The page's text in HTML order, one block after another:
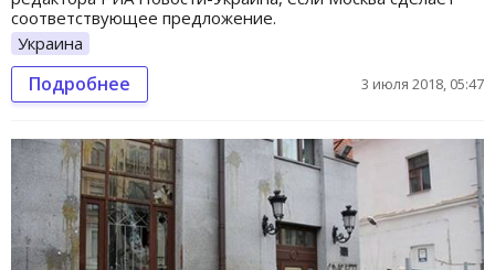
соответствующее предложение.
Украина
Подробнее 3 июля 2018, 05:47